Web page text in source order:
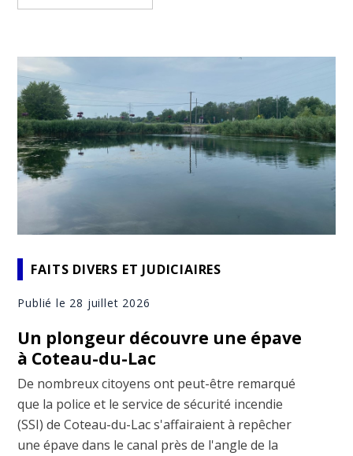
FAITS DIVERS ET JUDICIAIRES
Publié le 28 juillet 2026
Un plongeur découvre une épave
à Coteau-du-Lac
De nombreux citoyens ont peut-être remarqué
que la police et le service de sécurité incendie
(SSI) de Coteau-du-Lac s'affairaient à repêcher
une épave dans le canal près de l'angle de la